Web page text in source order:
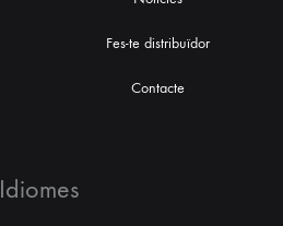
Fes-te distribuïdor
Contacte
Idiomes